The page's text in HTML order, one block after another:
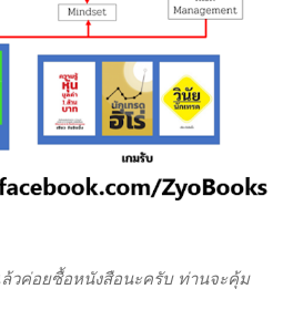
วค่อยซื้อหนังสือนะครับ ท่านจะคุ้ม